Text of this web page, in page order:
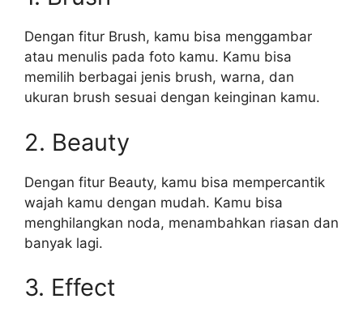
Dengan fitur Brush, kamu bisa menggambar
atau menulis pada foto kamu. Kamu bisa
memilih berbagai jenis brush, warna, dan
ukuran brush sesuai dengan keinginan kamu.
2. Beauty
Dengan fitur Beauty, kamu bisa mempercantik
wajah kamu dengan mudah. Kamu bisa
menghilangkan noda, menambahkan riasan dan
banyak lagi.
3. Effect